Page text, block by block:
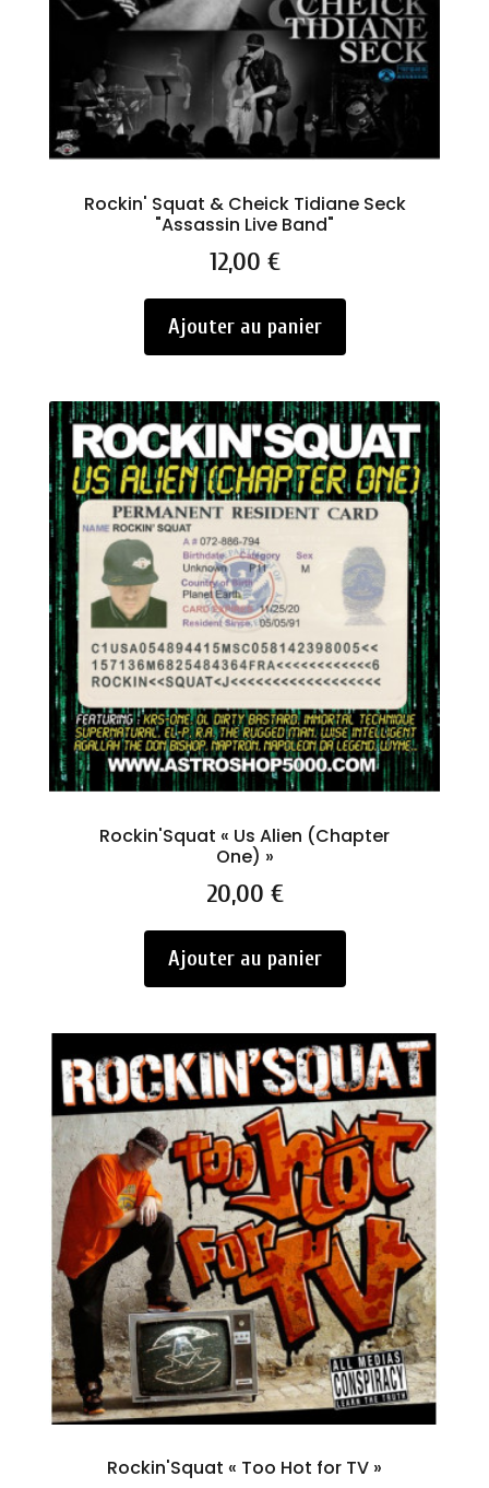
Rockin' Squat & Cheick Tidiane Seck
"Assassin Live Band"
Prix
12,00 €
Ajouter au panier
Rockin'Squat « Us Alien (Chapter
One) »
Prix
20,00 €
Ajouter au panier
Rockin'Squat « Too Hot for TV »